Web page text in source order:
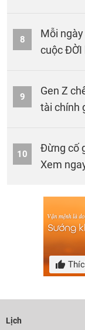
8
Mỗi
cuộc ĐỜI
9
Gen Z
tài chính
10
Đừng cố
Xem
Lịch